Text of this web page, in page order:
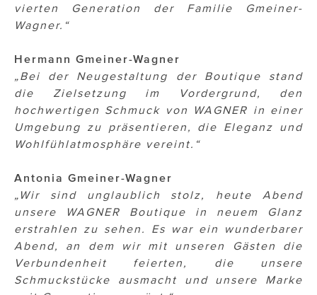
vierten Generation der Familie Gmeiner-
Wagner.“
Hermann Gmeiner-Wagner
„Bei der Neugestaltung der Boutique stand
die Zielsetzung im Vordergrund, den
hochwertigen Schmuck von WAGNER in einer
Umgebung zu präsentieren, die Eleganz und
Wohlfühlatmosphäre vereint.“
Antonia Gmeiner-Wagner
„Wir sind unglaublich stolz, heute Abend
unsere WAGNER Boutique in neuem Glanz
erstrahlen zu sehen. Es war ein wunderbarer
Abend, an dem wir mit unseren Gästen die
Verbundenheit feierten, die unsere
Schmuckstücke ausmacht und unsere Marke